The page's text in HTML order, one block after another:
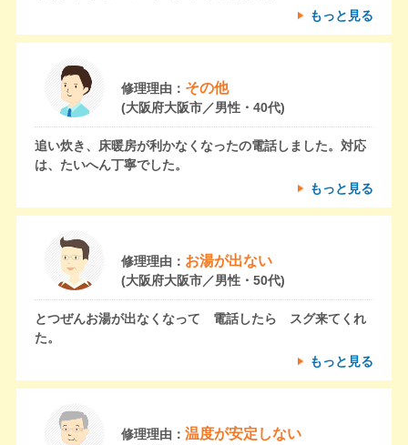
もっと見る
修理理由： その他
(大阪府大阪市／男性・40代)
追い炊き、床暖房が利かなくなったの電話しました。対応
は、たいへん丁寧でした。
もっと見る
修理理由： お湯が出ない
(大阪府大阪市／男性・50代)
とつぜんお湯が出なくなって 電話したら スグ来てくれ
た。
もっと見る
修理理由： 温度が安定しない